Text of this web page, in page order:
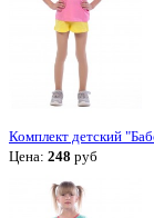
Комплект детский
Цена: 248 руб